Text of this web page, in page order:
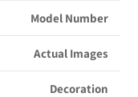
Model Number
Actual Images
Decoration